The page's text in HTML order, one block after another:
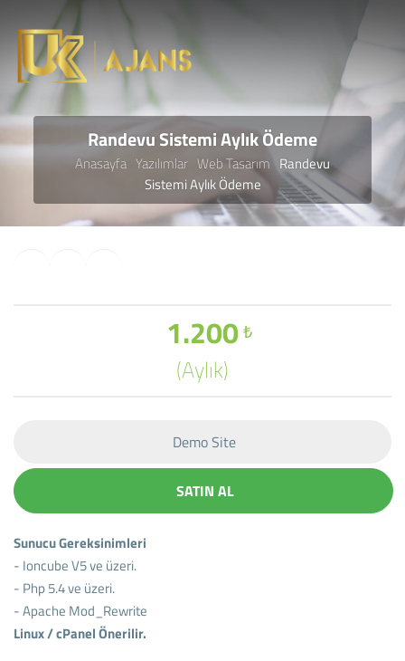
Randevu Sistemi Aylık Ödeme
Anasayfa Yazılımlar Web Tasarım Randevu
Sistemi Aylık Ödeme
₺
1.200
(Aylık)
Demo Site
SATIN AL
Sunucu Gereksinimleri
- Ioncube V5 ve üzeri.
- Php 5.4 ve üzeri.
- Apache Mod_Rewrite
Linux / cPanel Önerilir.